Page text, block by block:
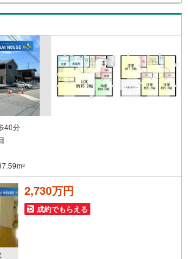
店舗ではキッズスペースも完備！お子様連れの
非お越しください。営業時間:10:00～18:00
水曜日※店舗により変動あり）現地のご案内も
、どうぞお気軽にお問い合わせください！
40分
2
2,730万円
成約でもらえる